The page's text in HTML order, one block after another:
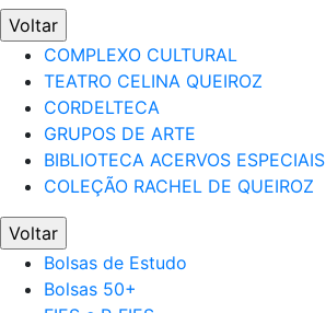
Voltar
COMPLEXO CULTURAL
TEATRO CELINA QUEIROZ
CORDELTECA
GRUPOS DE ARTE
BIBLIOTECA ACERVOS ESPECIAIS
COLEÇÃO RACHEL DE QUEIROZ
Voltar
Bolsas de Estudo
Bolsas 50+